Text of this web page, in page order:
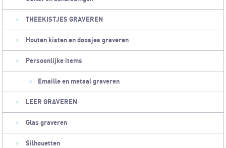
THEEKISTJES GRAVEREN
Houten kisten en doosjes graveren
Persoonlijke items
Emaille en metaal graveren
LEER GRAVEREN
Glas graveren
Silhouetten